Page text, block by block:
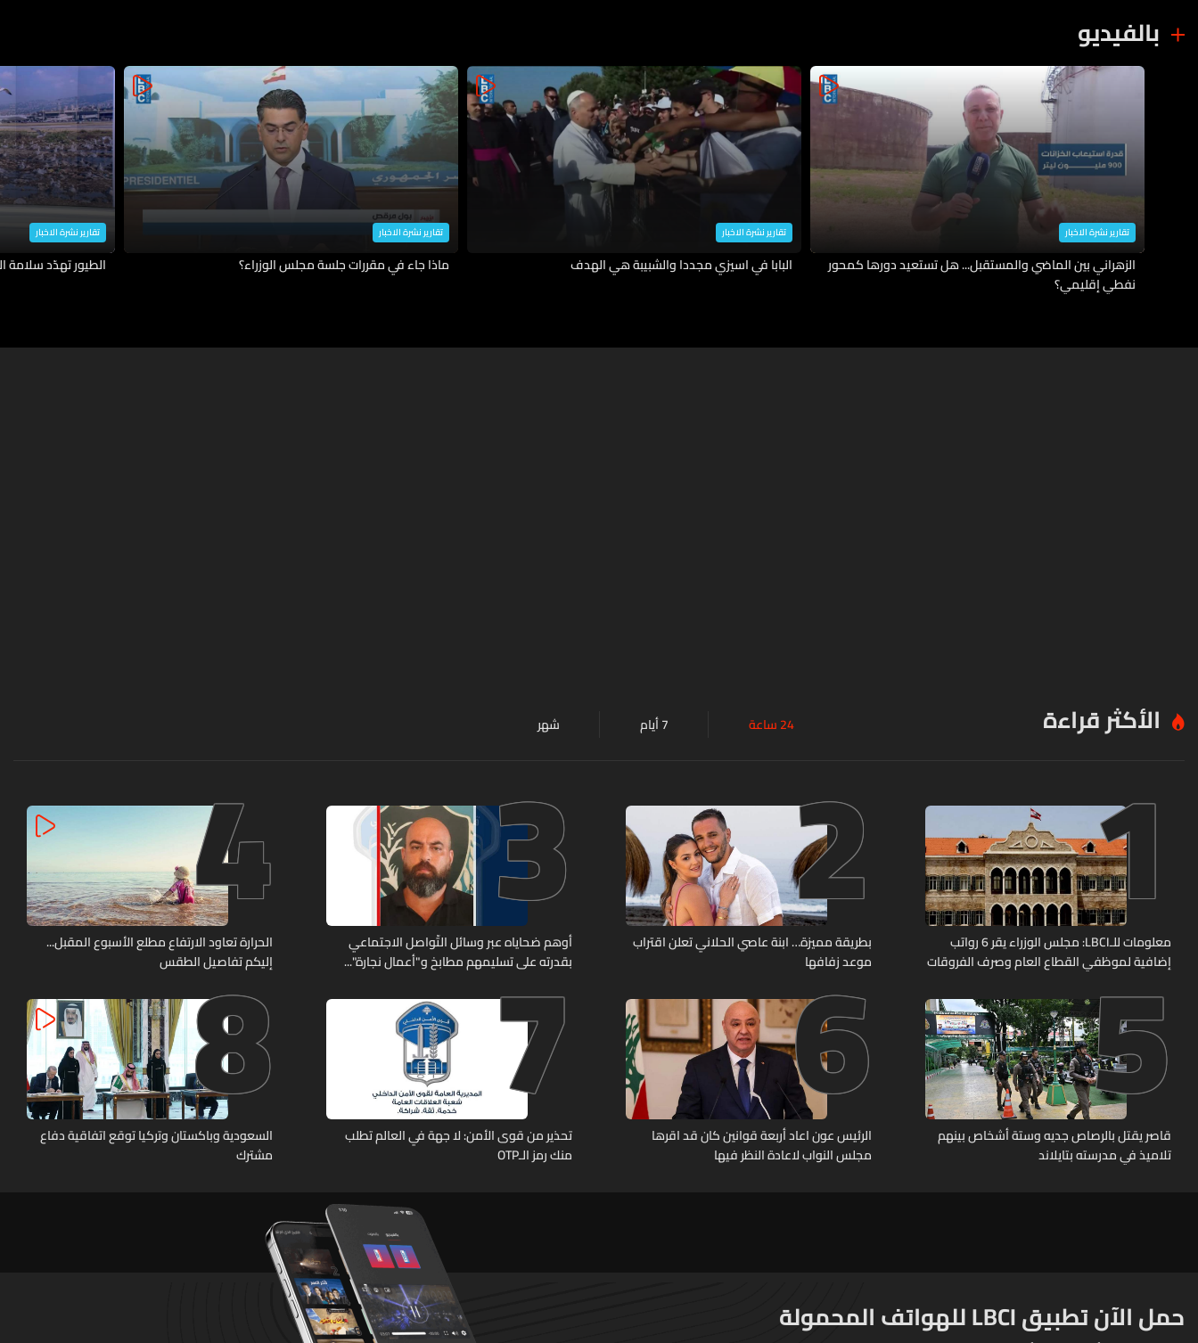
بالفيديو
تقارير نشرة الاخبار
الزهراني بين الماضي والمستقبل... هل تستعيد دورها كمحور
نفطي إقليمي؟
تقارير نشرة الاخبار
البابا في اسيزي مجددا والشبيبة هي الهدف
تقارير نشرة الاخبار
ماذا جاء في مقررات جلسة مجلس الوزراء؟
تقارير نشرة الاخبار
الطيور تهدّد سلامة
الأكثر قراءة 24 ساعة 7 أيام شهر 1
معلومات للـLBCI: مجلس الوزراء يقر 6 رواتب
إضافية لموظفي القطاع العام وصرف الفروقات
2
بطريقة مميزة… ابنة عاصي الحلاني تعلن اقتراب
موعد زفافها
3
أوهم ضحاياه عبر وسائل التّواصل الاجتماعي
بقدرته على تسليمهم مطابخ و"أعمال نجارة"...
4
الحرارة تعاود الارتفاع مطلع الأسبوع المقبل...
إليكم تفاصيل الطقس
5
قاصر يقتل بالرصاص جديه وستة أشخاص بينهم
تلاميذ في مدرسته بتايلاند
6
الرئيس عون اعاد أربعة قوانين كان قد اقرها
مجلس النواب لاعادة النظر فيها
7
تحذير من قوى الأمن: لا جهة في العالم تطلب
منك رمز الـOTP
8
السعودية وباكستان وتركيا توقع اتفاقية دفاع
مشترك
حمل الآن تطبيق LBCI للهواتف المحمولة